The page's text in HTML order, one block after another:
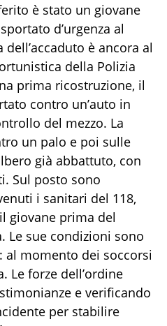
è stato un giovane
d’urgenza al
è ancora al
della Polizia
prima ricostruzione, il
contro un’auto in
del mezzo. La
un palo e poi sulle
già abbattuto, con
Sul posto sono
i sanitari del 118,
giovane prima del
Le sue condizioni sono
al momento dei soccorsi
Le forze dell’ordine
e verificando
per stabilire